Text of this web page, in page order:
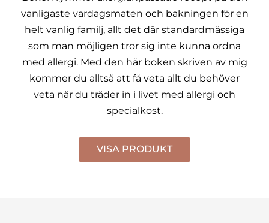
vanligaste vardagsmaten och bakningen för en
helt vanlig familj, allt det där standardmässiga
som man möjligen tror sig inte kunna ordna
med allergi. Med den här boken skriven av mig
kommer du alltså att få veta allt du behöver
veta när du träder in i livet med allergi och
specialkost.
VISA PRODUKT